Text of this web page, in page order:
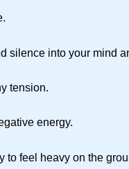
silence into your mind
tension.
energy.
to feel heavy on the